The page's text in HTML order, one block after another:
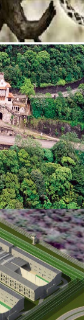
"Greenfield"